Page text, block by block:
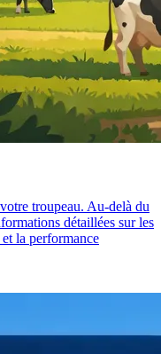
troupeau. Au-delà du
détaillées sur les
la performance